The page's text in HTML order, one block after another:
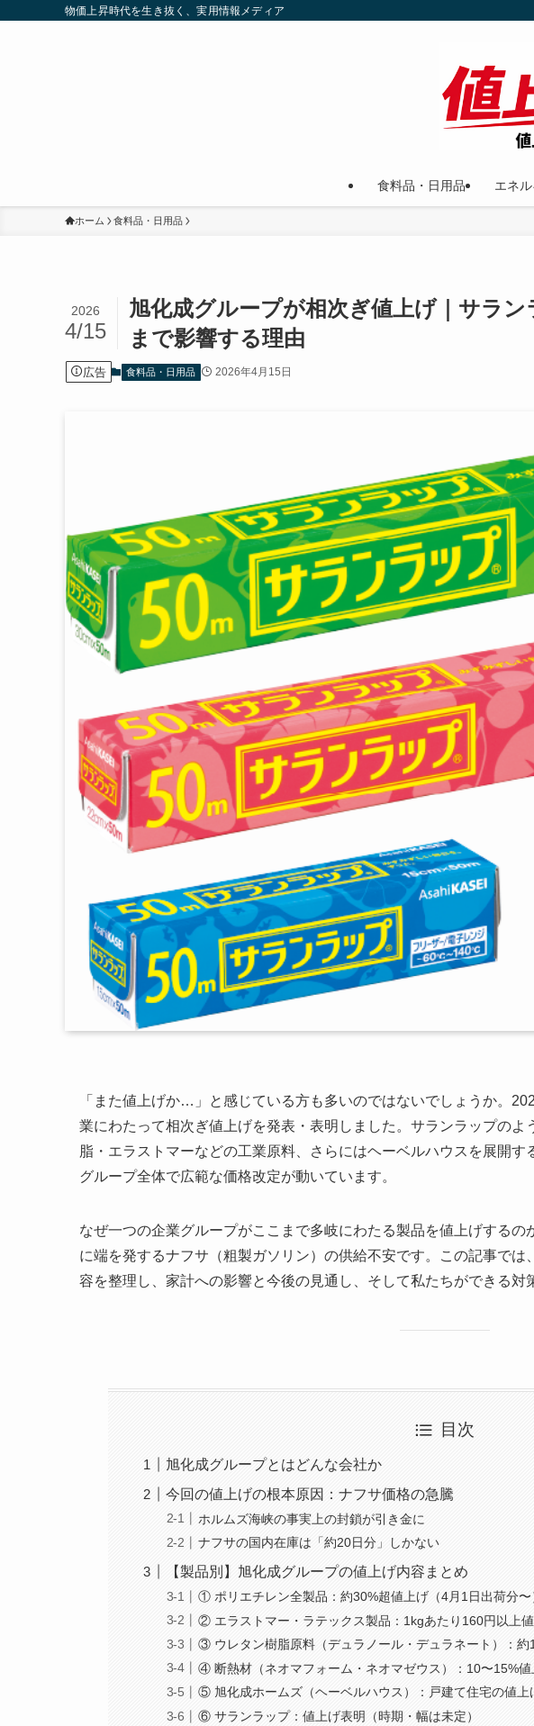
物価上昇時代を生き抜く、実用情報メディア
食料品・日用品 エネ
ホーム 食料品・日用品
旭化成グループが相次ぎ値上げ｜サラ
まで影響する理由
2026
4/15
広告 食料品・日用品 2026年4月15日
「また値上げか…」と感じている方も多いのではないでしょうか。
業にわたって相次ぎ値上げを発表・表明しました。サランラップの
脂・エラストマーなどの工業原料、さらにはヘーベルハウスを展開す
グループ全体で広範な価格改定が動いています。
なぜ一つの企業グループがここまで多岐にわたる製品を値上げする
に端を発するナフサ（粗製ガソリン）の供給不安です。この記事で
容を整理し、家計への影響と今後の見通し、そして私たちができる対
目次
旭化成グループとはどんな会社か
今回の値上げの根本原因：ナフサ価格の急騰
ホルムズ海峡の事実上の封鎖が引き金に
ナフサの国内在庫は「約20日分」しかない
【製品別】旭化成グループの値上げ内容まとめ
① ポリエチレン全製品：約30%超値上げ（4月1日出荷分〜
② エラストマー・ラテックス製品：1kgあたり160円以上値
③ ウレタン樹脂原料（デュラノール・デュラネート）：約
④ 断熱材（ネオマフォーム・ネオマゼウス）：10〜15%
⑤ 旭化成ホームズ（ヘーベルハウス）：戸建て住宅の値上
⑥ サランラップ：値上げ表明（時期・幅は未定）